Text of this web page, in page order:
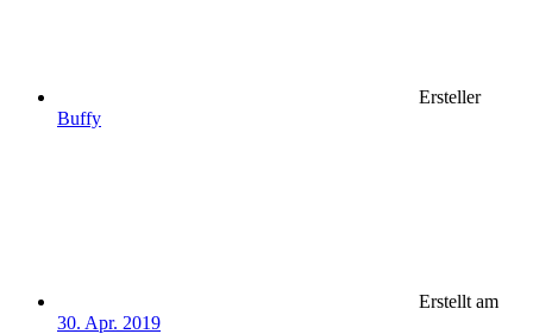
Ersteller
Buffy
Erstellt am
30. Apr. 2019